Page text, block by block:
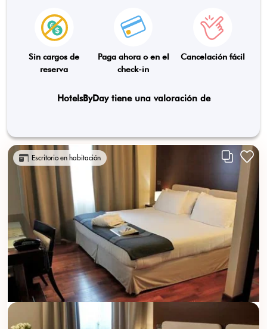
Sin cargos de
reserva
Paga ahora o en el
check-in
Cancelación fácil
HotelsByDay tiene una valoración de
Escritorio en habitación